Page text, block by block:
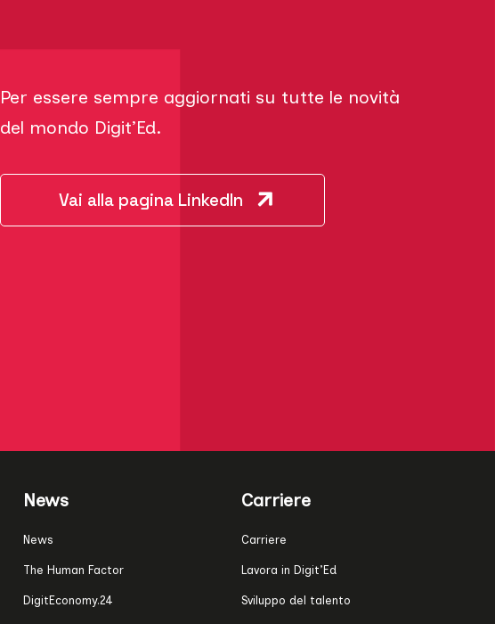
Per essere sempre aggiornati su tutte le novità
del mondo Digit’Ed.
Vai alla pagina LinkedIn
News
News
The Human Factor
DigitEconomy.24
Carriere
Carriere
Lavora in Digit’Ed
Sviluppo del talento